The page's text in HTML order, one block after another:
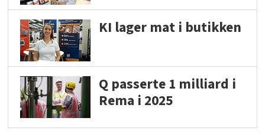
KI lager mat i butikken
Q passerte 1 milliard i
Rema i 2025